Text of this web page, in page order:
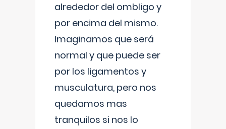
alrededor del ombligo y
por encima del mismo.
Imaginamos que será
normal y que puede ser
por los ligamentos y
musculatura, pero nos
quedamos mas
tranquilos si nos lo